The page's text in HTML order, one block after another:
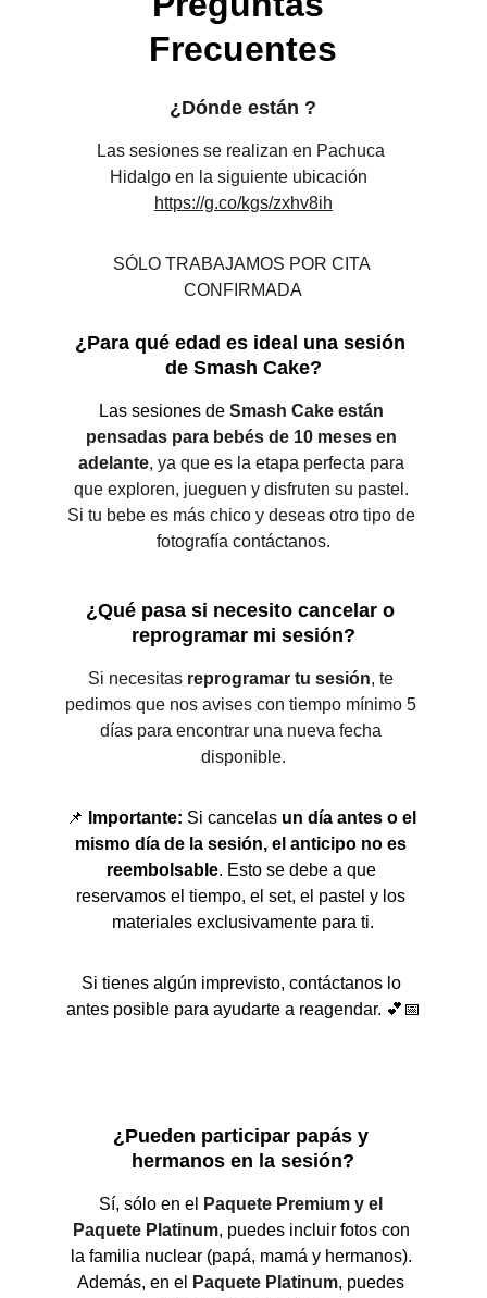
Frecuentes
¿Dónde están ?
Las sesiones se realizan en Pachuca
Hidalgo en la siguiente ubicación
https://g.co/kgs/zxhv8ih
SÓLO TRABAJAMOS POR CITA
CONFIRMADA
¿Para qué edad es ideal una sesión
de Smash Cake?
Las sesiones de Smash Cake están
pensadas para bebés de 10 meses en
adelante, ya que es la etapa perfecta para
que exploren, jueguen y disfruten su pastel.
Si tu bebe es más chico y deseas otro tipo de
fotografía contáctanos.
¿Pueden participar papás y
hermanos en la sesión?
Sí, sólo en el
Paquete Premium y el
Paquete Platinum, puedes incluir fotos con
la familia nuclear (papá, mamá y hermanos).
Además, en el
Paquete Platinum, puedes
¿Qué pasa si necesito cancelar o
reprogramar mi sesión?
Si necesitas reprogramar tu sesión, te
pedimos que nos avises con tiempo mínimo 5
días para encontrar una nueva fecha
disponible.
📌 Importante: Si cancelas un día antes o el
mismo día de la sesión, el anticipo no es
reembolsable. Esto se debe a que
reservamos el tiempo, el set, el pastel y los
materiales exclusivamente para ti.
Si tienes algún imprevisto, contáctanos lo
antes posible para ayudarte a reagendar. 💕📅